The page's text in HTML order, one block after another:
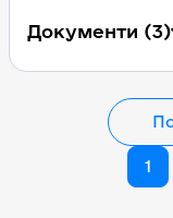
Документи (3)
1